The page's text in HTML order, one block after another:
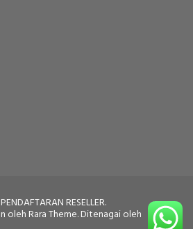
RESELLER.
olehRara Theme. Ditenagai oleh